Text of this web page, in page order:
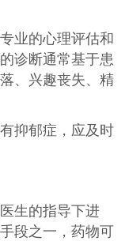
业的心理评估和
诊断通常基于患
、兴趣丧失、精
抑郁症，应及时
生的指导下进
段之一，药物可